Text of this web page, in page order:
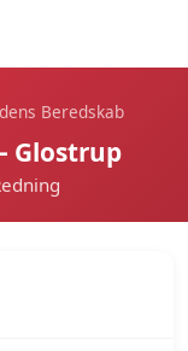
Beredskab
Glostrup